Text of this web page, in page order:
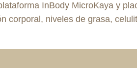
InBody MicroKaya y
corporal, niveles de grasa,